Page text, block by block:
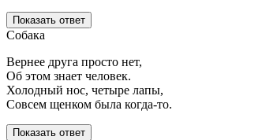
Показать ответ
Собака
Вернее друга просто нет,
Об этом знает человек.
Холодный нос, четыре лапы,
Совсем щенком была когда-то.
Показать ответ